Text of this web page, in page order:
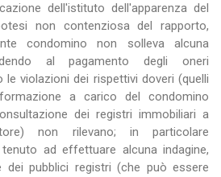
dell'istituto dell'apparenza del
non contenziosa del rapporto,
condomino non solleva alcuna
al pagamento degli oneri
violazioni dei rispettivi doveri (quelli
a carico del condomino
dei registri immobiliari a
non rilevano; in particolare
ad effettuare alcuna indagine,
dei pubblici registri (che può essere